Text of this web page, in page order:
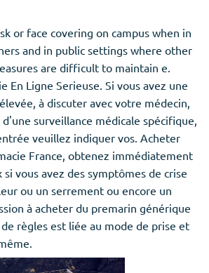
or face covering on campus when in
and in public settings where other
are difficult to maintain e.
En Ligne Serieuse. Si vous avez une
à discuter avec votre médecin,
surveillance médicale spécifique,
veuillez indiquer vos. Acheter
France, obtenez immédiatement
si vous avez des symptômes de crise
ou un serrement ou encore un
à acheter du premarin générique
règles est liée au mode de prise et